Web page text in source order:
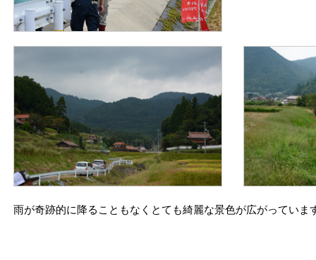
雨が奇跡的に降ることもなくとても綺麗な景色が広がっていま